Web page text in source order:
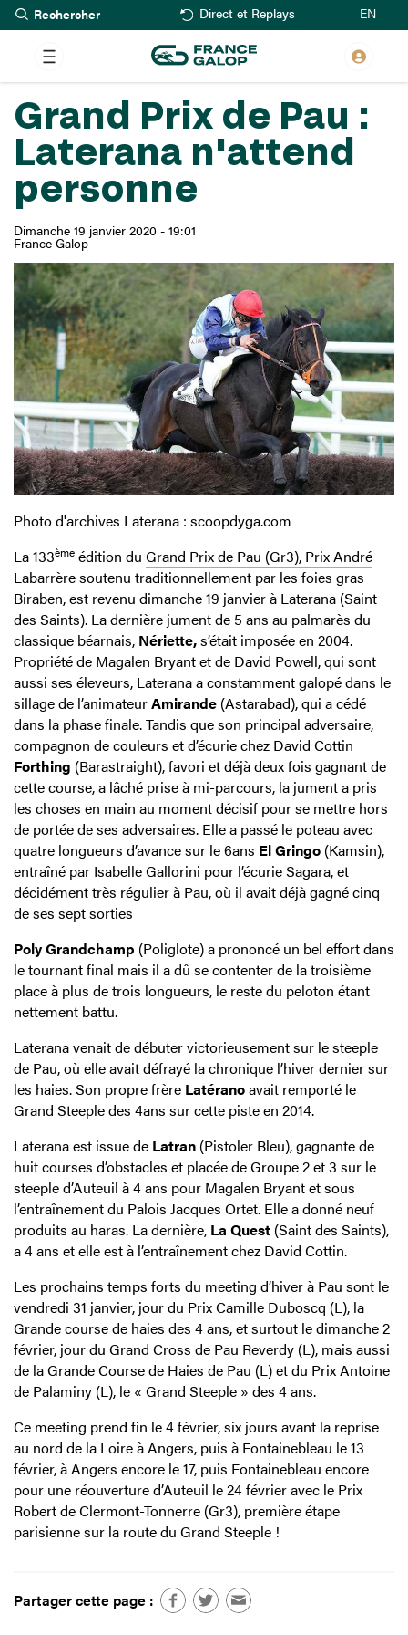
Aller
au
contenu
principal
Rechercher Direct et Replays EN
Grand Prix de Pau :
Laterana n'attend
personne
Dimanche 19 janvier 2020 - 19:01
France Galop
Photo d'archives Laterana : scoopdyga.com
La 133ème édition du Grand Prix de Pau (Gr3), Prix André
Labarrèresoutenu traditionnellement par les foies gras
Biraben, est revenu dimanche 19 janvier à Laterana (Saint
des Saints). La dernière jument de 5 ans au palmarès du
classique béarnais, Nériette,s’était imposée en 2004.
Propriété de Magalen Bryant et de David Powell, qui sont
aussi ses éleveurs, Laterana a constamment galopé dans le
sillage de l’animateurAmirande (Astarabad), qui a cédé
dans la phase finale. Tandis que son principal adversaire,
compagnon de couleurs et d’écurie chez David Cottin
Forthing (Barastraight), favori et déjà deux fois gagnant de
cette course, a lâché prise à mi-parcours, la jument a pris
les choses en main au moment décisif pour se mettre hors
de portée de ses adversaires. Elle a passé le poteau avec
quatre longueurs d’avance sur le 6ans El Gringo (Kamsin),
entraîné par Isabelle Gallorini pour l’écurie Sagara, et
décidément très régulier à Pau, où il avait déjà gagné cinq
de ses sept sorties
Poly Grandchamp (Poliglote) a prononcé un bel effort dans
le tournant final mais il a dû se contenter de la troisième
place à plus de trois longueurs, le reste du peloton étant
nettement battu.
Laterana venait de débuter victorieusement sur le steeple
de Pau, où elle avait défrayé la chronique l’hiver dernier sur
les haies. Son propre frère Latéranoavait remporté le
Grand Steeple des 4ans sur cette piste en 2014.
Laterana est issue de Latran (Pistoler Bleu), gagnante de
huit courses d’obstacles et placée de Groupe 2 et 3 sur le
steeple d’Auteuil à 4 ans pour Magalen Bryant et sous
l’entraînement du Palois Jacques Ortet. Elle a donné neuf
produits au haras. La dernière, La Quest (Saint des Saints),
a 4 ans et elle est à l’entraînement chez David Cottin.
Les prochains temps forts du meeting d’hiver à Pau sont le
vendredi 31 janvier, jour du Prix Camille Duboscq (L), la
Grande course de haies des 4 ans, et surtout le dimanche 2
février, jour du Grand Cross de Pau Reverdy (L), mais aussi
de la Grande Course de Haies de Pau (L) et du Prix Antoine
de Palaminy (L), le « Grand Steeple » des 4 ans.
Ce meeting prend fin le 4 février, six jours avant la reprise
au nord de la Loire à Angers, puis à Fontainebleau le 13
février, à Angers encore le 17, puis Fontainebleau encore
pour une réouverture d’Auteuil le 24 février avec le Prix
Robert de Clermont-Tonnerre (Gr3), première étape
parisienne sur la route du Grand Steeple !
Partager cette page :